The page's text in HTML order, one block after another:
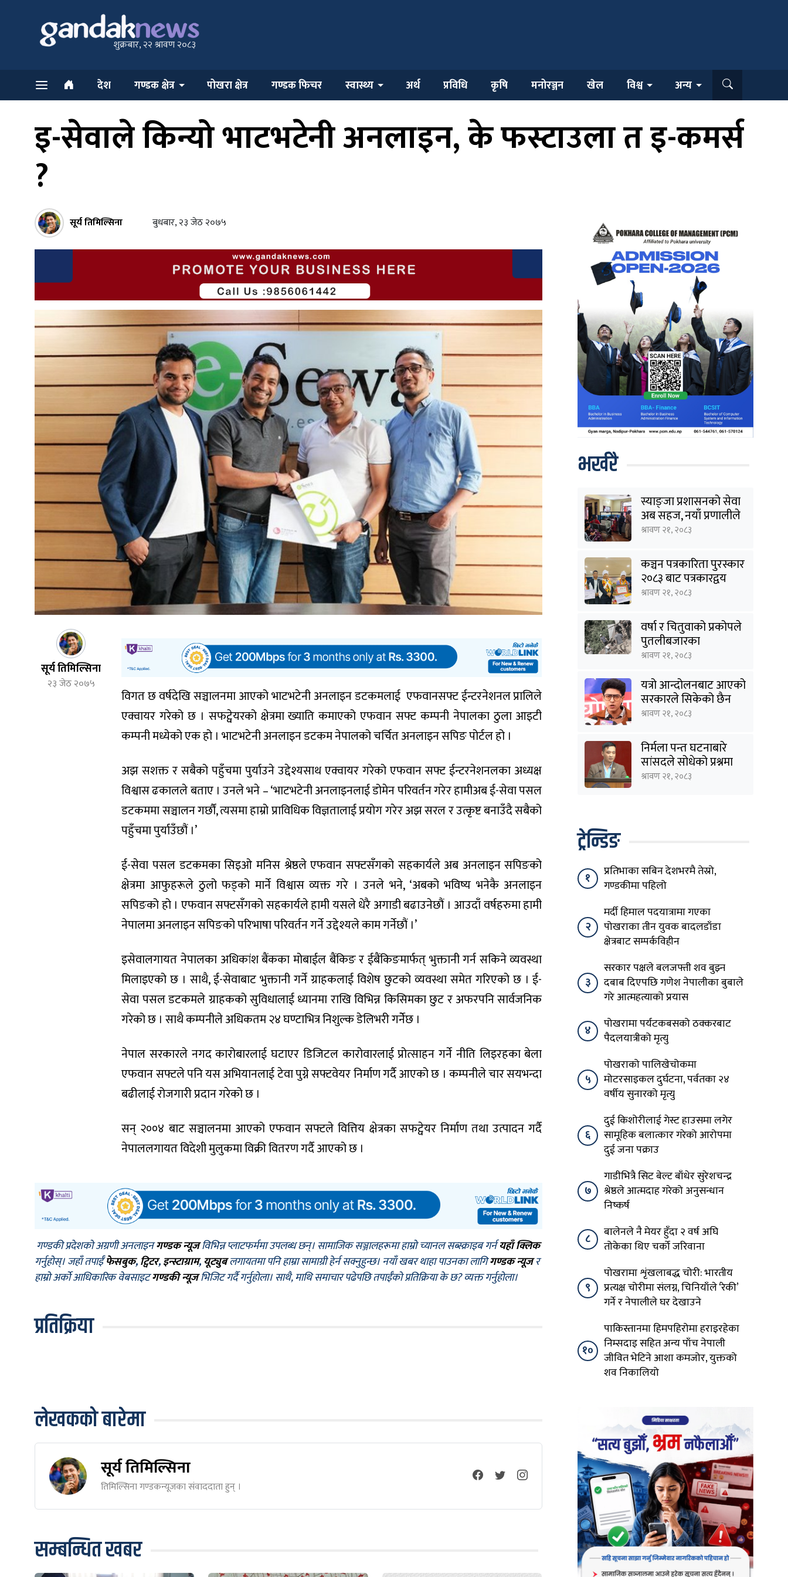
शुक्रबार, २२ श्रावण २०८३
देश गण्डक क्षेत्र पोखरा क्षेत्र गण्डक फिचर स्वास्थ्य अर्थ प्रविधि कृषि मनोरञ्जन खेल विश्व अन्य
इ-सेवाले किन्यो भाटभटेनी अनलाइन, के फस्टाउला त इ-कमर्स
?
सूर्य तिमिल्सिना बुधबार, २३ जेठ २०७५
सूर्य तिमिल्सिना
२३ जेठ २०७५
विगत छ वर्षदेखि सञ्चालनमा आएको भाटभटेनी अनलाइन डटकमलाई एफवानसफ्ट ईन्टरनेशनल प्रालिले
एक्वायर गरेको छ । सफट्वेयरको क्षेत्रमा ख्याति कमाएको एफवान सफ्ट कम्पनी नेपालका ठुला आइटी
कम्पनी मध्येको एक हो । भाटभटेनी अनलाइन डटकम नेपालको चर्चित अनलाइन सपिङ पोर्टल हो ।
अझ सशक्त र सबैको पहुँचमा पुर्याउने उद्देश्यसाथ एक्वायर गरेको एफवान सफ्ट ईन्टरनेशनलका अध्यक्ष
विश्वास ढकालले बताए । उनले भने – ‘भाटभटेनी अनलाइनलाई डोमेन परिवर्तन गरेर हामीअब ई-सेवा पसल
डटकममा सञ्चालन गर्छौं, त्यसमा हाम्रो प्राविधिक विज्ञतालाई प्रयोग गरेर अझ सरल र उत्कृष्ट बनाउँदै सबैको
पहुँचमा पुर्याउँछौं ।’
ई-सेवा पसल डटकमका सिइओ मनिस श्रेष्ठले एफवान सफ्टसँगको सहकार्यले अब अनलाइन सपिङको
क्षेत्रमा आफुहरूले ठुलो फड्को मार्ने विश्वास व्यक्त गरे । उनले भने, ‘अबको भविष्य भनेकै अनलाइन
सपिङको हो । एफवान सफ्टसँगको सहकार्यले हामी यसले धेरै अगाडी बढाउनेछौं । आउदाँ वर्षहरुमा हामी
नेपालमा अनलाइन सपिङको परिभाषा परिवर्तन गर्ने उद्देश्यले काम गर्नेछौं ।’
इसेवालगायत नेपालका अधिकांश बैंकका मोबाईल बैंकिङ र ईबैंकिङमार्फत् भुक्तानी गर्न सकिने व्यवस्था
मिलाइएको छ । साथै, ई-सेवाबाट भुक्तानी गर्ने ग्राहकलाई विशेष छुटको व्यवस्था समेत गरिएको छ । ई-
सेवा पसल डटकमले ग्राहकको सुविधालाई ध्यानमा राखि विभिन्न किसिमका छुट र अफरपनि सार्वजनिक
गरेको छ । साथै कम्पनीले अधिकतम २४ घण्टाभित्र निशुल्क डेलिभरी गर्नेेछ ।
नेपाल सरकारले नगद कारोबारलाई घटाएर डिजिटल कारोवारलाई प्रोत्साहन गर्ने नीति लिइरहका बेला
एफवान सफ्टले पनि यस अभियानलाई टेवा पुग्ने सफ्टवेयर निर्माण गर्दै आएको छ । कम्पनीले चार सयभन्दा
बढीलाई रोजगारी प्रदान गरेको छ ।
सन् २००४ बाट सञ्चालनमा आएको एफवान सफ्टले वित्तिय क्षेत्रका सफट्वेयर निर्माण तथा उत्पादन गर्दै
नेपाललगायत विदेशी मुलुकमा विक्री वितरण गर्दै आएको छ ।
गण्डकी प्रदेशको अग्रणी अनलाइनगण्डक न्यूजविभिन्न प्लाटफर्ममा उपलब्ध छन्। सामाजिक सञ्जालहरूमा हाम्रो च्यानल सब्स्क्राइब गर्नयहाँ क्लिक
गर्नुहोस्। जहाँ तपाईँफेसबुक,ट्विटर,इन्स्टाग्राम, यूट्युबलगायतमा पनि हाम्रा सामाग्री हेर्न सक्नुहुन्छ। नयाँ खबर थाहा पाउनका लागिगण्डक न्यूजर
हाम्रो अर्को आधिकारिक वेबसाइटगण्डकी न्यूजभिजिट गर्दै गर्नुहोला। साथै, माथि समाचार पढेपछि तपाईँको प्रतिक्रिया के छ? व्यक्त गर्नुहोला।
प्रतिक्रिया
लेखकको बारेमा
सूर्य तिमिल्सिना
तिमिल्सिना गण्डकन्यूजका संवाददाता हुन् ।
सम्बन्धित खबर
भर्खरै
स्याङ्जा प्रशासनको सेवा
अब सहज, नयाँ प्रणालीले
घटायो लाइन र झन्झट
श्रावण २१, २०८३
कञ्चन पत्रकारिता पुरस्कार
२०८३ बाट पत्रकारद्वय
सारु र जिटी सम्मानित
श्रावण २१, २०८३
वर्षा र चितुवाको प्रकोपले
पुतलीबजारका
किसानलाई दोहोरो मार
श्रावण २१, २०८३
यत्रो आन्दोलनबाट आएको
सरकारले सिकेको छैन
भने सिकून्, क्षमता भएन
भएन ?: मिराज ढुंगाना
श्रावण २१, २०८३
निर्मला पन्त घटनाबारे
सांसदले सोधेको प्रश्नमा
गृहमन्त्रीले भने- हजुरहरू
श्रावण २१, २०८३
ट्रेन्डिङ
१
प्रतिभाका सबिन देशभरमै तेस्रो,
गण्डकीमा पहिलो
२
मर्दी हिमाल पदयात्रामा गएका
पोखराका तीन युवक बादलडाँडा
क्षेत्रबाट सम्पर्कविहीन
३
सरकार पक्षले बलजफ्ती शव बुझ्न
दबाब दिएपछि गणेश नेपालीका बुबाले
गरे आत्महत्याको प्रयास
४
पोखरामा पर्यटकबसको ठक्करबाट
पैदलयात्रीको मृत्यु
५
पोखराको पालिखेचोकमा
मोटरसाइकल दुर्घटना, पर्वतका २४
वर्षीय सुनारको मृत्यु
६
दुई किशोरीलाई गेस्ट हाउसमा लगेर
सामूहिक बलात्कार गरेको आरोपमा
दुई जना पक्राउ
७
गाडीभित्रै सिट बेल्ट बाँधेर सुरेशचन्द्र
श्रेष्ठले आत्मदाह गरेको अनुसन्धान
निष्कर्ष
८
बालेनले नै मेयर हुँदा २ वर्ष अघि
तोकेका थिए चर्को जरिवाना
९
पोखरामा शृंखलाबद्ध चोरी: भारतीय
प्रत्यक्ष चोरीमा संलग्न, चिनियाँले ‘रेकी’
गर्ने र नेपालीले घर देखाउने
१०
पाकिस्तानमा हिमपहिरोमा हराइरहेका
निम्सदाइ सहित अन्य पाँच नेपाली
जीवित भेटिने आशा कमजोर, युक्तको
शव निकालियो